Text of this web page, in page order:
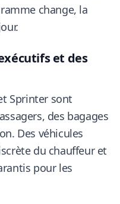
change, la
et des
Sprinter sont
des bagages
Des véhicules
du chauffeur et
pour les